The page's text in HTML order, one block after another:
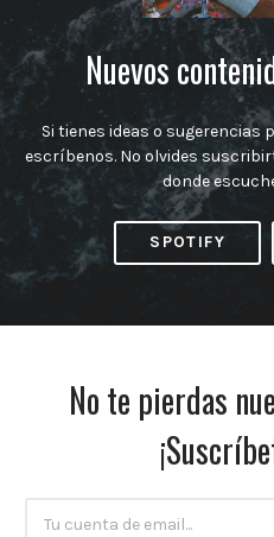
Nuevos
Si tienes ideas o
escríbenos. No olvides
donde
SPOTIFY
No te pierdas